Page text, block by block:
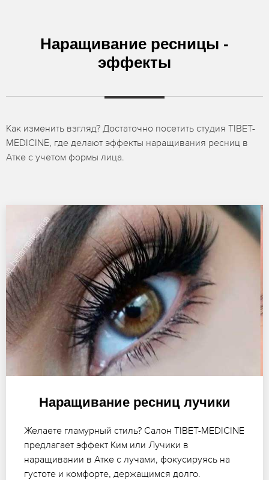
Наращивание ресницы -
эффекты
Как изменить взгляд? Достаточно посетить студия TIBET-
MEDICINE, где делают эффекты наращивания ресниц в
Атке с учетом формы лица.
Наращивание ресниц лучики
Желаете гламурный стиль? Салон TIBET-MEDICINE
предлагает эффект Ким или Лучики в
наращивании в Атке с лучами, фокусируясь на
густоте и комфорте, держащимся долго.